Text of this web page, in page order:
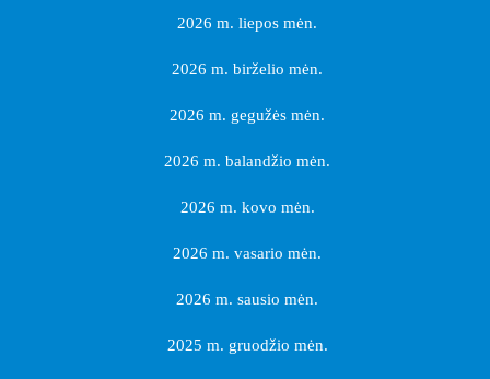
2026 m. liepos mėn.
2026 m. birželio mėn.
2026 m. gegužės mėn.
2026 m. balandžio mėn.
2026 m. kovo mėn.
2026 m. vasario mėn.
2026 m. sausio mėn.
2025 m. gruodžio mėn.